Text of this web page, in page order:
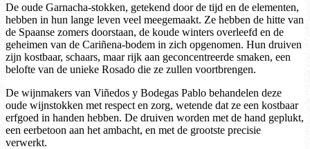
De oude Garnacha-stokken, getekend door de tijd en de elementen,
hebben in hun lange leven veel meegemaakt. Ze hebben de hitte van
de Spaanse zomers doorstaan, de koude winters overleefd en de
geheimen van de Cariñena-bodem in zich opgenomen. Hun druiven
zijn kostbaar, schaars, maar rijk aan geconcentreerde smaken, een
belofte van de unieke Rosado die ze zullen voortbrengen.
De wijnmakers van Viñedos y Bodegas Pablo behandelen deze
oude wijnstokken met respect en zorg, wetende dat ze een kostbaar
erfgoed in handen hebben. De druiven worden met de hand geplukt,
een eerbetoon aan het ambacht, en met de grootste precisie
verwerkt.